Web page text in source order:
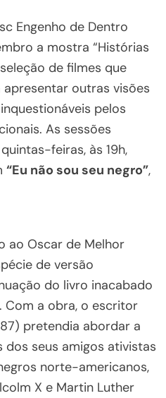
Engenho de Dentro
a mostra “Histórias
de filmes que
outras visões
pelos
As sessões
feiras, às 19h,
“Eu não sou seu negro”,
ao Oscar de Melhor
de versão
do livro inacabado
Com a obra, o escritor
pretendia abordar a
seus amigos ativistas
norte-americanos,
X e Martin Luther